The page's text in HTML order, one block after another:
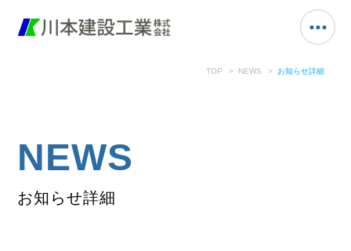
TOP NEWS お知らせ詳細
NEWS
お知らせ詳細